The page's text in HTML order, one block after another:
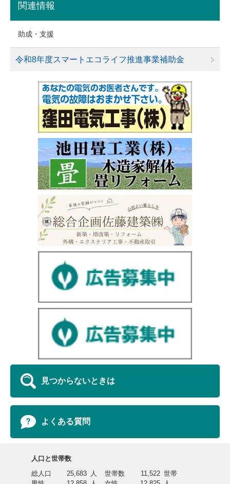
関連情報
助成・支援
令和8年度スマートエコライフ推進事業補助金
見つからないときは
よくある質問
人口と世帯数
総人口
25,683 人 世帯数 11,522 世帯